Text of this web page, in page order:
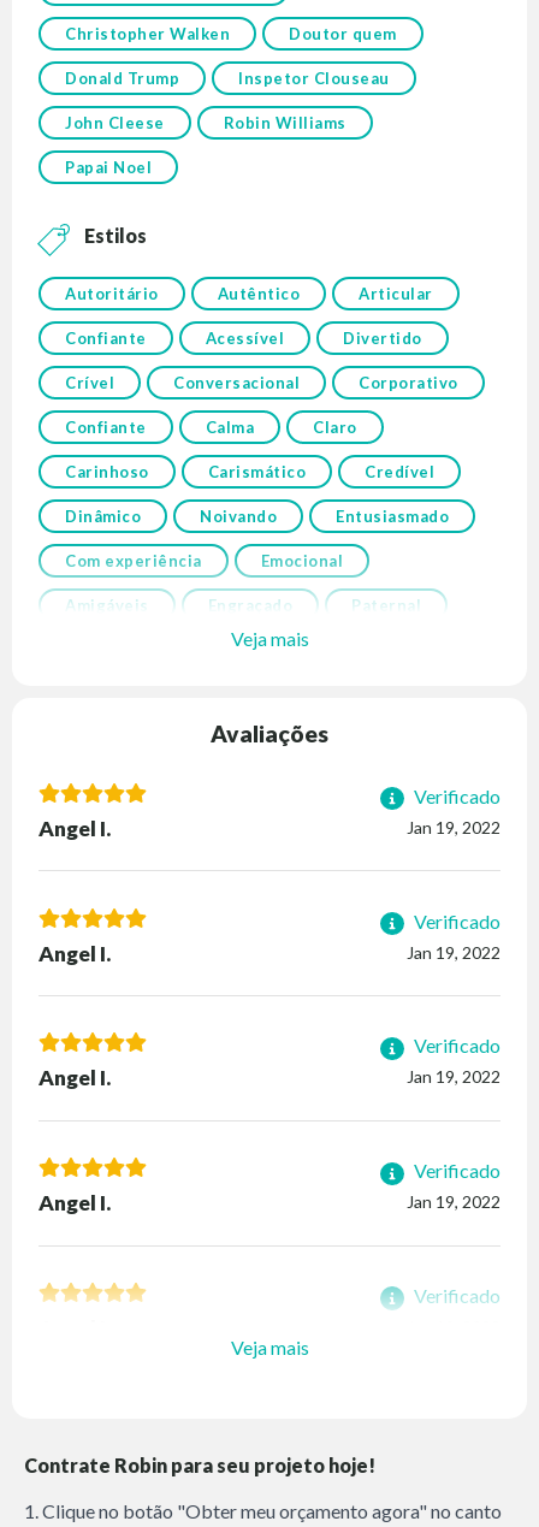
Christopher Walken Doutor quem
Donald Trump Inspetor Clouseau
John Cleese Robin Williams
Papai Noel
Estilos
Autoritário Autêntico Articular
Confiante Acessível Divertido
Crível Conversacional Corporativo
Confiante Calma Claro
Carinhoso Carismático Credível
Dinâmico Noivando Entusiasmado
Com experiência Emocional
Amigáveis Engraçado Paternal
Veja mais
Avaliações
Verificado
Jan 19, 2022
Angel I.
Verificado
Jan 19, 2022
Angel I.
Verificado
Jan 19, 2022
Angel I.
Verificado
Jan 19, 2022
Angel I.
Verificado
Veja mais
Contrate Robin para seu projeto hoje!
1. Clique no botão "Obter meu orçamento agora" no canto